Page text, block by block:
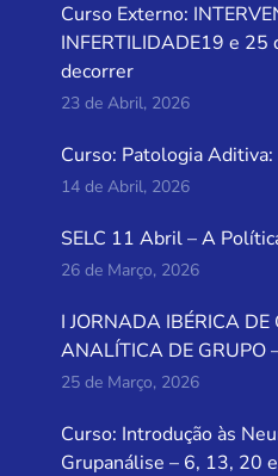
Curso Externo:
INFERTILIDADE19 e 25
decorrer
23 de Abril, 2026
Curso: Patologia
14 de Abril, 2026
SELC 11 Abril – A
26 de Março, 2026
I JORNADA IBÉRICA
ANALÍTICA DE GRUPO
25 de Março, 2026
Curso: Introdução às
Grupanálise – 6, 13, 20